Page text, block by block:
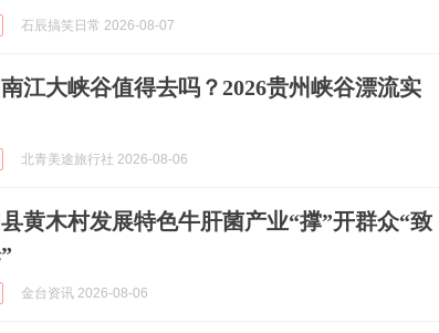
石辰搞笑日常 2026-08-07
江大峡谷值得去吗？2026贵州峡谷漂流实
北青美途旅行社 2026-08-06
黄木村发展特色牛肝菌产业“撑”开群众“致
金台资讯 2026-08-06